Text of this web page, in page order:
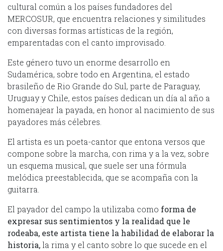
cultural común a los países fundadores del
MERCOSUR, que encuentra relaciones y similitudes
con diversas formas artísticas de la región,
emparentadas con el canto improvisado.
Este género tuvo un enorme desarrollo en
Sudamérica, sobre todo en Argentina, el estado
brasileño de Rio Grande do Sul, parte de Paraguay,
Uruguay y Chile, estos países dedican un día al año a
homenajear la payada, en honor al nacimiento de sus
payadores más célebres.
El artista es un poeta-cantor que entona versos que
compone sobre la marcha, con rima y a la vez, sobre
un esquema musical, que suele ser una fórmula
melódica preestablecida, que se acompaña con la
guitarra.
El payador del campo la utilizaba como forma de
expresar sus sentimientos y la realidad que le
rodeaba, este artista tiene la habilidad de elaborar la
historia,la rima y el canto sobre lo que sucede en el